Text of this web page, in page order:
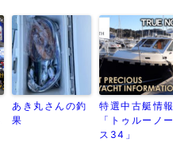
あき丸さんの釣
果
特選中古艇情報
「トゥルーノー
ス34」